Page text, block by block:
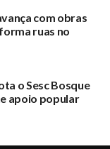
com obras
ruas no
o Sesc Bosque
apoio popular